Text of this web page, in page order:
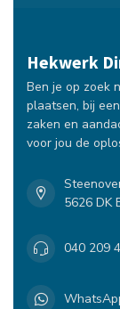
Hekwerk
Ben je op zoek
plaatsen, bij
zaken en
voor jou de
5626 DK
040 209